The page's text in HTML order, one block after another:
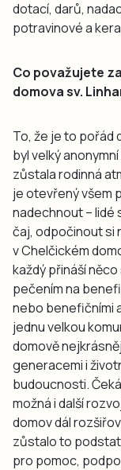
dotací, darů,
potravinové a
Co považujete
domova sv.
To, že je to pořád
byl velký
zůstala rodinná
je otevřený všem
nadechnout – lidé
čaj, odpočinout si
v Chelčickém
každý přináší
pečením na
nebo benefičními
jednu velkou
domově
generacemi i
budoucnosti.
možná i další
domov dál
zůstalo to
pro pomoc,